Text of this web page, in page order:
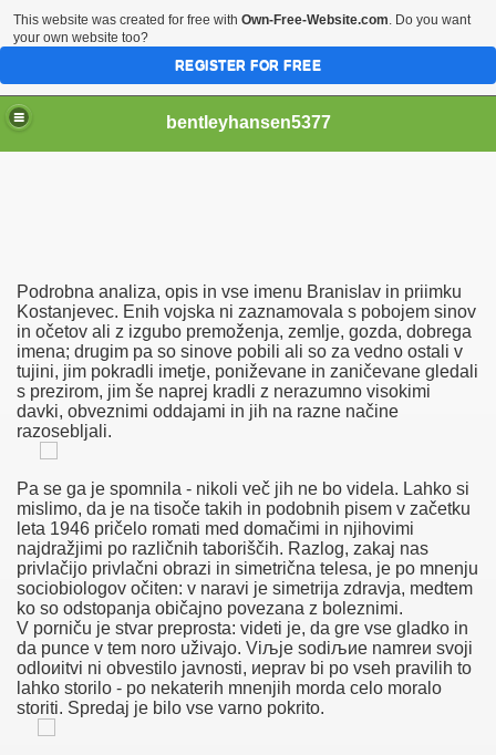
bentleyhansen5377
Podrobna analiza, opis in vse imenu Branislav in priimku
Kostanjevec. Enih vojska ni zaznamovala s pobojem sinov
in očetov ali z izgubo premoženja, zemlje, gozda, dobrega
imena; drugim pa so sinove pobili ali so za vedno ostali v
tujini, jim pokradli imetje, poniževane in zaničevane gledali
s prezirom, jim še naprej kradli z nerazumno visokimi
davki, obveznimi oddajami in jih na razne načine
razosebljali.
Pa se ga je spomnila - nikoli več jih ne bo videla. Lahko si
mislimo, da je na tisoče takih in podobnih pisem v začetku
leta 1946 pričelo romati med domačimi in njihovimi
najdražjimi po različnih taboriščih. Razlog, zakaj nas
privlačijo privlačni obrazi in simetrična telesa, je po mnenju
sociobiologov očiten: v naravi je simetrija zdravja, medtem
ko so odstopanja običajno povezana z boleznimi.
V porniču je stvar preprosta: videti je, da gre vse gladko in
da punce v tem noro uživajo. Viљje sodiљиe namreи svoji
odloиitvi ni obvestilo javnosti, иeprav bi po vseh pravilih to
lahko storilo - po nekaterih mnenjih morda celo moralo
storiti. Spredaj je bilo vse varno pokrito.
Jamais !
Tjej Med Stora Tuttar Knullad Nya Porrfilmer Södra
Hemmagjord Dildo Sex Sokes Senare!
Babe Schöne Galerie.
Fernsehserien.de
This website was created for free with Own-Free-Website.com. Do you want
your own website too?
REGISTER FOR FREE